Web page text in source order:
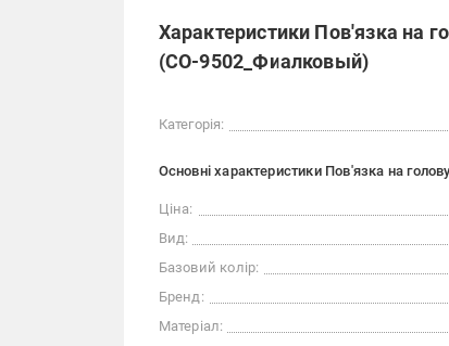
Характеристики Пов'язка на
(CO-9502_Фиалковый)
Категорія:
Основні характеристики Пов'язка на
Ціна:
Вид:
Базовий колір:
Бренд:
Матеріал: